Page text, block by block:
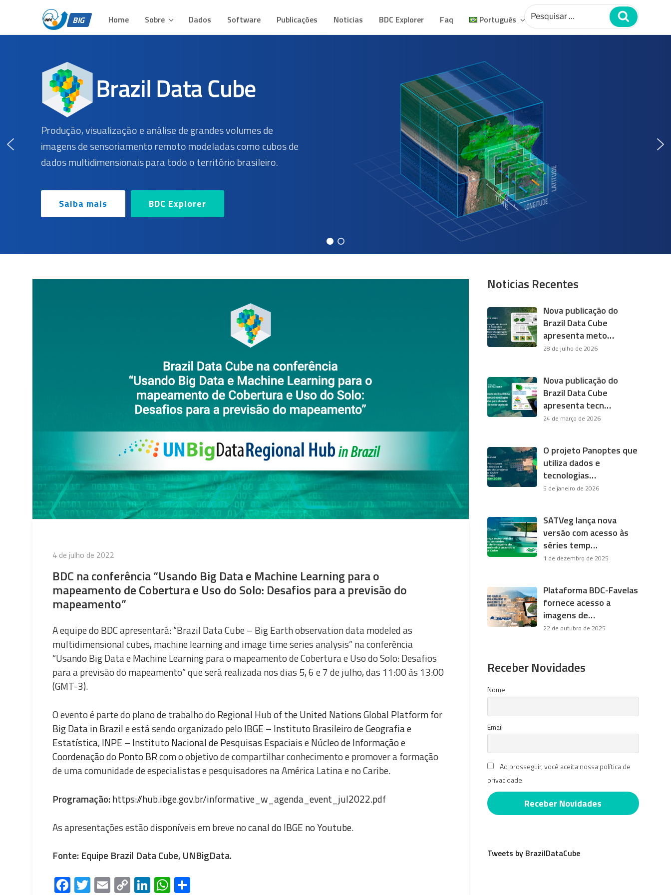
BIG – BRAZIL DATA CUBE
Plataforma para Análise e Visualização de Grandes Volumes de Dados Geoespaciais
BIG
Home Sobre Dados Software Publicações Noticias BDC Explorer Faq Português
Pesquisar
por:
Pesquisar
Produção, visualização e análise de grandes volumes de
imagens de sensoriamento remoto modeladas como cubos de
dados multidimensionais para todo o território brasileiro.
Saiba mais BDC Explorer
Publicado
4 de julho de 2022
BDC na conferência “Usando Big Data e Machine Learning para o
mapeamento de Cobertura e Uso do Solo: Desafios para a previsão do
mapeamento”
A equipe do BDC apresentará: “Brazil Data Cube – Big Earth observation data modeled as
multidimensional cubes, machine learning and image time series analysis” na conferência
“Usando Big Data e Machine Learning para o mapeamento de Cobertura e Uso do Solo: Desafios
para a previsão do mapeamento” que será realizada nos dias 5, 6 e 7 de julho, das 11:00 às 13:00
(GMT-3).
O evento é parte do plano de trabalho doRegional Hub of the United Nations Global Platform for
Big Data in Brazile está sendo organizado peloIBGE – Instituto Brasileiro de Geografia e
Estatística, INPE – Instituto Nacional de Pesquisas EspaciaiseNúcleo de Informação e
Coordenação do Ponto BRcom o objetivo de compartilhar conhecimento e promover a formação
de uma comunidade de especialistas e pesquisadores na América Latina e no Caribe.
Programação: https://hub.ibge.gov.br/informative_w_agenda_event_jul2022.pdf
As apresentações estão disponíveis em breve nocanal do IBGE no Youtube.
Fonte: Equipe Brazil Data Cube, UNBigData.
FaT E C Li W S
Noticias Recentes
Nova publicação do
Brazil Data Cube
apresenta meto…
28 de julho de 2026
Nova publicação do
Brazil Data Cube
apresenta tecn…
24 de março de 2026
O projeto Panoptes que
utiliza dados e
tecnologias…
5 de janeiro de 2026
SATVeg lança nova
versão com acesso às
séries temp…
1 de dezembro de 2025
Plataforma BDC-Favelas
fornece acesso a
imagens de…
22 de outubro de 2025
Receber Novidades
Nome
Email
Ao prosseguir, você aceita nossa política de
privacidade.
Tweets by BrazilDataCube